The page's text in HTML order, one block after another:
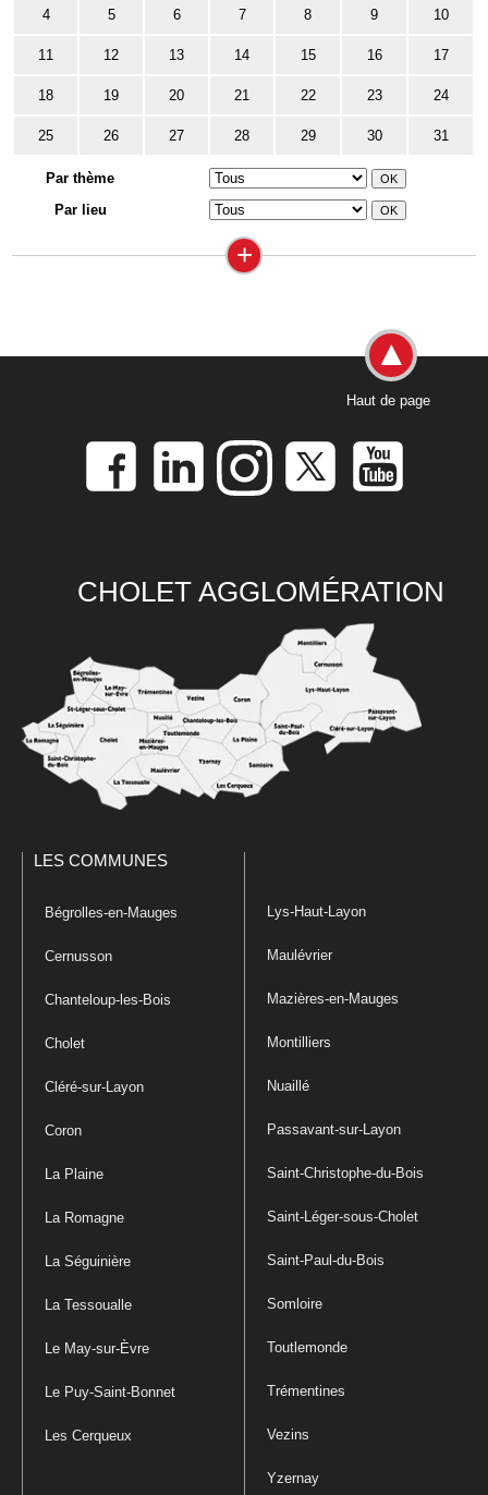
4 5 6 7 8 9 10
11 12 13 14 15 16 17
18 19 20 21 22 23 24
25 26 27 28 29 30 31
Par thème
Par lieu
+
Haut de page
CHOLET AGGLOMÉRATION
LES COMMUNES
Bégrolles-en-Mauges
Cernusson
Chanteloup-les-Bois
Cholet
Cléré-sur-Layon
Coron
La Plaine
La Romagne
La Séguinière
La Tessoualle
Le May-sur-Èvre
Le Puy-Saint-Bonnet
Les Cerqueux
Lys-Haut-Layon
Maulévrier
Mazières-en-Mauges
Montilliers
Nuaillé
Passavant-sur-Layon
Saint-Christophe-du-Bois
Saint-Léger-sous-Cholet
Saint-Paul-du-Bois
Somloire
Toutlemonde
Trémentines
Vezins
Yzernay